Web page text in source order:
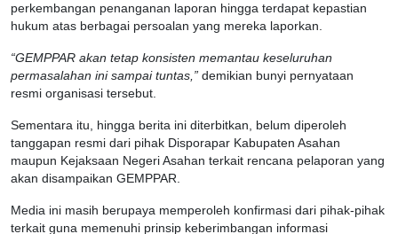
perkembangan penanganan laporan hingga terdapat kepastian
hukum atas berbagai persoalan yang mereka laporkan.
“GEMPPAR akan tetap konsisten memantau keseluruhan
permasalahan ini sampai tuntas,” demikian bunyi pernyataan
resmi organisasi tersebut.
Sementara itu, hingga berita ini diterbitkan, belum diperoleh
tanggapan resmi dari pihak Disporapar Kabupaten Asahan
maupun Kejaksaan Negeri Asahan terkait rencana pelaporan yang
akan disampaikan GEMPPAR.
Media ini masih berupaya memperoleh konfirmasi dari pihak-pihak
terkait guna memenuhi prinsip keberimbangan informasi